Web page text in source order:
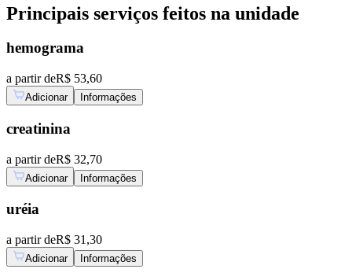
Principais serviços feitos na unidade
hemograma
a partir deR$ 53,60
Adicionar Informações
creatinina
a partir deR$ 32,70
Adicionar Informações
uréia
a partir deR$ 31,30
Adicionar Informações